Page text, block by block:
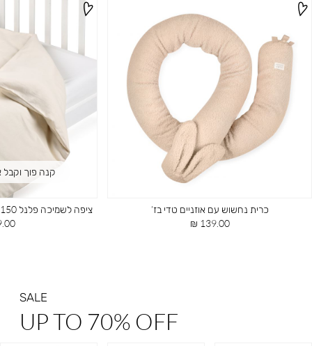
כרית נחשוש עם אוזניים טדי בז’
מחיר
139.00 ₪
קנה פוך וקבל אותי
ציפה לשמיכה פלנל 100X150 ס”מ cozy off-white
₪
SALE
UP TO 70% OFF